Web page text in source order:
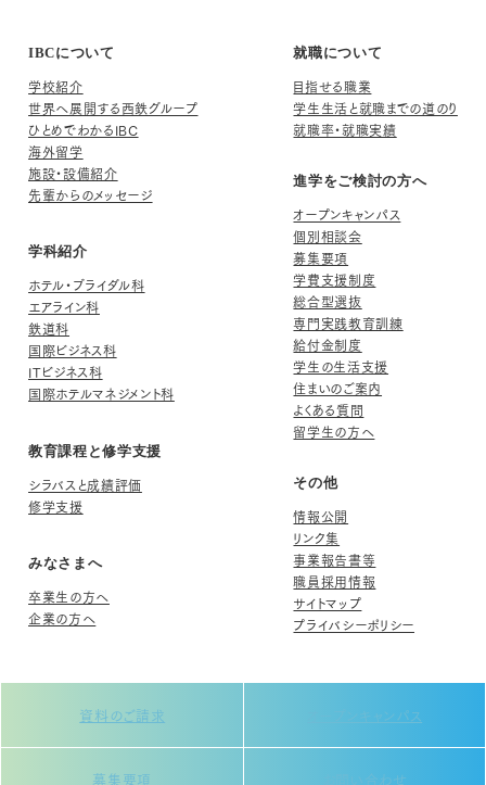
IBCについて
学校紹介
世界へ展開する西鉄グループ
ひとめでわかるIBC
海外留学
施設・設備紹介
先輩からのメッセージ
学科紹介
ホテル・ブライダル科
エアライン科
鉄道科
国際ビジネス科
ITビジネス科
国際ホテルマネジメント科
教育課程と修学支援
シラバスと成績評価
修学支援
みなさまへ
卒業生の方へ
企業の方へ
就職について
目指せる職業
学生生活と就職までの道のり
就職率・就職実績
進学をご検討の方へ
オープンキャンパス
個別相談会
募集要項
学費支援制度
総合型選抜
専門実践教育訓練
給付金制度
学生の生活支援
住まいのご案内
よくある質問
留学生の方へ
その他
情報公開
リンク集
事業報告書等
職員採用情報
サイトマップ
プライバシーポリシー
資料のご請求 オープンキャンパス
募集要項 お問い合わせ